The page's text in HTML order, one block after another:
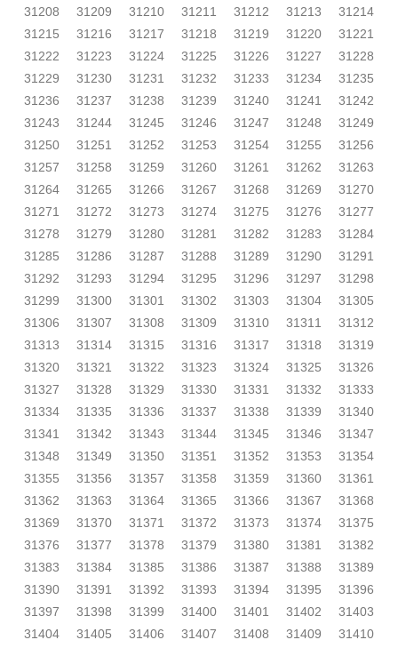
31208
31209 31210 31211 31212 31213
31214
31215
31216 31217 31218 31219 31220
31221
31222
31223 31224 31225 31226 31227
31228
31229
31230 31231 31232 31233 31234
31235
31236
31237 31238 31239 31240 31241
31242
31243
31244 31245 31246 31247 31248
31249
31250
31251 31252 31253 31254 31255
31256
31257
31258 31259 31260 31261 31262
31263
31264
31265 31266 31267 31268 31269
31270
31271
31272 31273 31274 31275 31276
31277
31278
31279 31280 31281 31282 31283
31284
31285
31286 31287 31288 31289 31290
31291
31292
31293 31294 31295 31296 31297
31298
31299
31300 31301 31302 31303 31304
31305
31306
31307 31308 31309 31310 31311
31312
31313
31314 31315 31316 31317 31318
31319
31320
31321 31322 31323 31324 31325
31326
31327
31328 31329 31330 31331 31332
31333
31334
31335 31336 31337 31338 31339
31340
31341
31342 31343 31344 31345 31346
31347
31348
31349 31350 31351 31352 31353
31354
31355
31356 31357 31358 31359 31360
31361
31362
31363 31364 31365 31366 31367
31368
31369
31370 31371 31372 31373 31374
31375
31376
31377 31378 31379 31380 31381
31382
31383
31384 31385 31386 31387 31388
31389
31390
31391 31392 31393 31394 31395
31396
31397
31398 31399 31400 31401 31402
31403
31404
31405 31406 31407 31408 31409
31410